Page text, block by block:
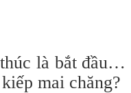
là bắt đầu…
mai chăng?